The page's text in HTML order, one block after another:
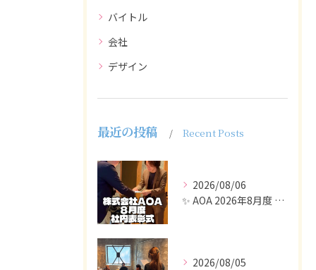
バイトル
会社
デザイン
最近の投稿 Recent Posts
2026/08/06
✨ AOA 2026年8月度 表彰式レポート ✨
2026/08/05